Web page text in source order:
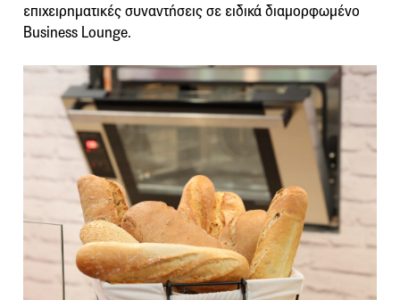
επιχειρηματικές συναντήσεις σε ειδικά διαμορφωμένο
Business Lounge.